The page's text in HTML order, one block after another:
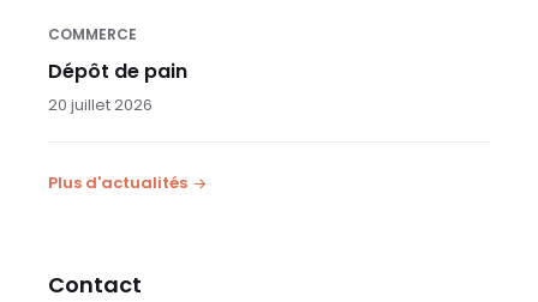
COMMERCE
Dépôt de pain
20 juillet 2026
Plus d'actualités
Contact